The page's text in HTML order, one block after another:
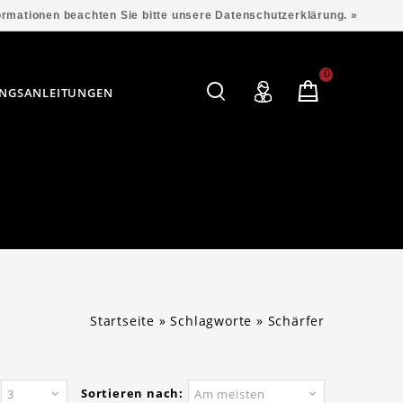
0
Startseite »Schlagworte » Schärfer
Sortieren nach:
Am meisten
3
beachten Sie bitte unsere Datenschutzerklärung. »